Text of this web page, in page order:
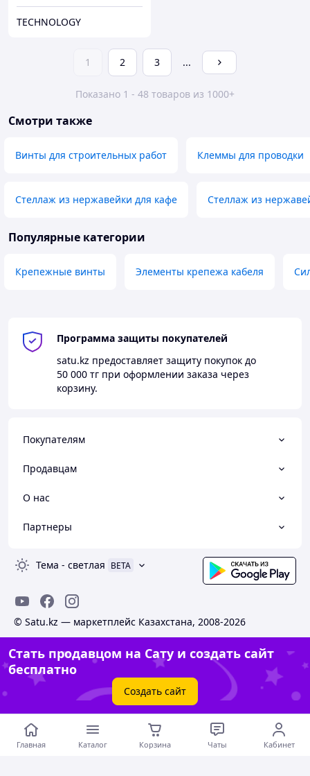
TECHNOLOGY
1 2 3 ...
Показано 1 - 48 товаров из 1000+
Смотри также
Винты для строительных работ Клеммы для проводки
Стеллаж из нержавейки для кафе Стеллаж из
Популярные категории
Крепежные винты Элементы крепежа кабеля
Программа защиты покупателей
satu.kz предоставляет защиту покупок до
50 000 тг при оформлении заказа через
корзину.
Покупателям
Продавцам
О нас
Партнеры
Тема - светлая BETA
© Satu.kz — маркетплейс Казахстана, 2008-2026
Стать продавцом на Сату и создать сайт
бесплатно
Создать сайт
Главная Каталог Корзина Чаты Кабинет